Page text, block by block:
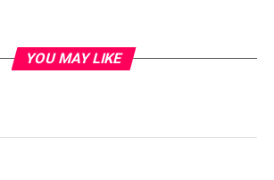
YOU MAY LIKE